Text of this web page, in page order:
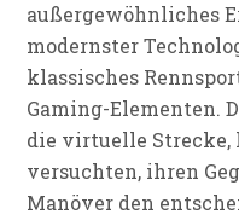
außergewöhnliches
modernster
klassisches
Gaming-Elementen.
die virtuelle Strecke,
versuchten, ihren
Manöver den